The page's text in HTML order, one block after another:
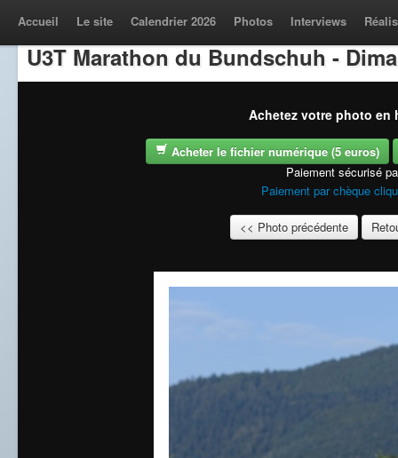
Accueil Le site Calendrier 2026 Photos Interviews
U3T Marathon du Bundschuh -
Achetez votre photo en
Acheter le fichier numérique (5 euros)
Paiement sécurisé
Paiement par chèque
<< Photo précédente